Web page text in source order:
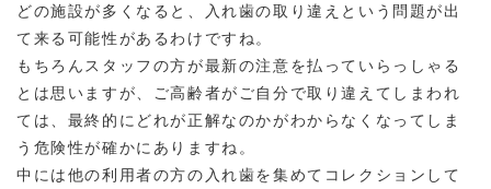
どの施設が多くなると、入れ歯の取り違えという問題が出
て来る可能性があるわけですね。
もちろんスタッフの方が最新の注意を払っていらっしゃる
とは思いますが、ご高齢者がご自分で取り違えてしまわれ
ては、最終的にどれが正解なのかがわからなくなってしま
う危険性が確かにありますね。
中には他の利用者の方の入れ歯を集めてコレクションして